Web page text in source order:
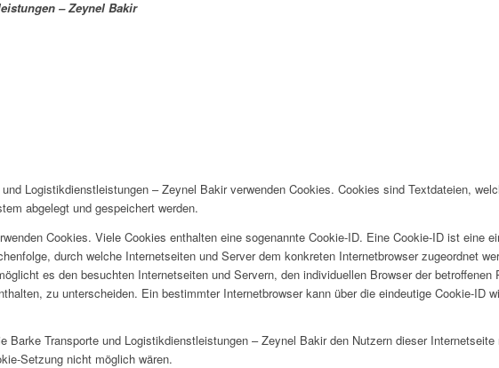
– Zeynel Bakir
Logistikdienstleistungen – Zeynel Bakir verwenden Cookies. Cookies sind Textdateien,
abgelegt und gespeichert werden.
Cookies. Viele Cookies enthalten eine sogenannte Cookie-ID. Eine Cookie-ID ist eine
durch welche Internetseiten und Server dem konkreten Internetbrowser zugeordnet
es den besuchten Internetseiten und Servern, den individuellen Browser der betroffenen
zu unterscheiden. Ein bestimmter Internetbrowser kann über die eindeutige Cookie-ID
Barke Transporte und Logistikdienstleistungen – Zeynel Bakir den Nutzern dieser Internetseite
Setzung nicht möglich wären.